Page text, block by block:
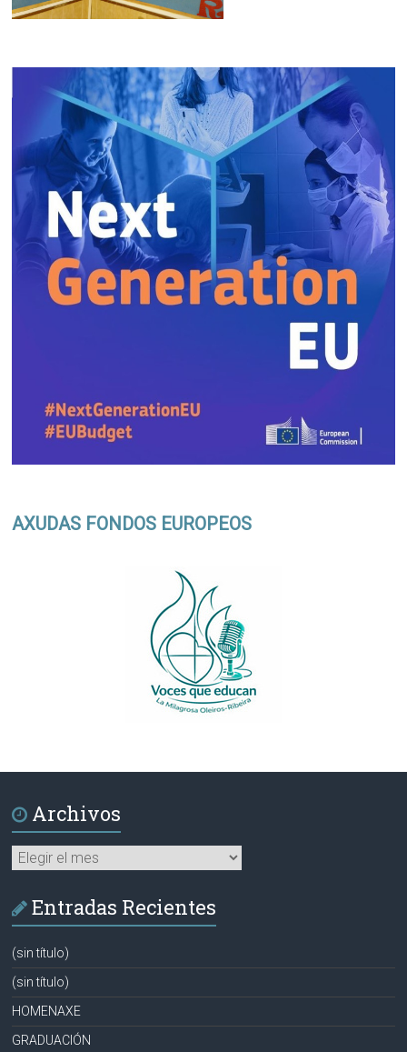
AXUDAS FONDOS EUROPEOS
Archivos
Archivos
Entradas Recientes
(sin título)
(sin título)
HOMENAXE
GRADUACIÓN